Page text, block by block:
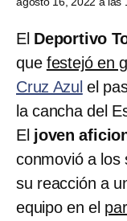
El Deportivo
que festejó en
Cruz Azul el
la cancha del
El joven
conmovió a los
su reacción a
equipo en el